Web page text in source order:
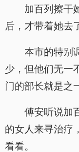
加百列擦干
后，才带着她去
本市的特别
少，但他们无一
门的部长就是之
傅安听说加
的女人来寻治疗
看看。